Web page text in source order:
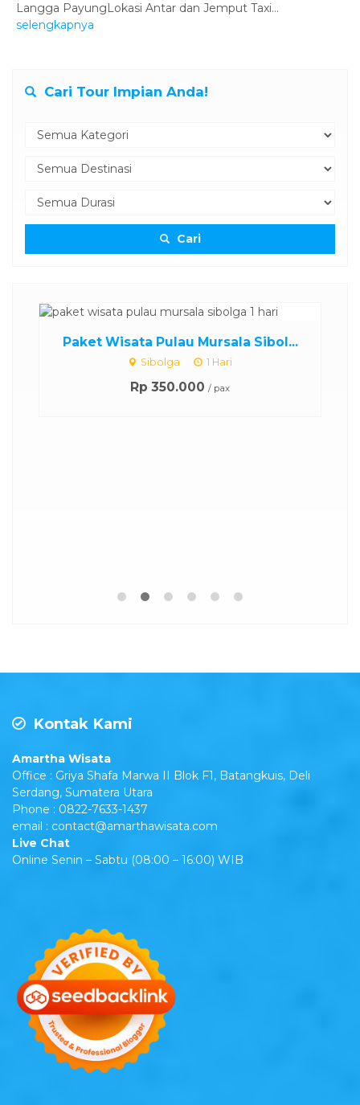
Langga PayungLokasi Antar dan Jemput Taxi...
selengkapnya
Cari Tour Impian Anda!
Cari
Paket Wisata Pulau Mursala Sibol...
Sibolga 1 Hari
Rp 350.000 / pax
Kontak Kami
Amartha Wisata
Office : Griya Shafa Marwa II Blok F1, Batangkuis, Deli
Serdang, Sumatera Utara
Phone : 0822-7633-1437
email : contact@amarthawisata.com
Live Chat
Online Senin – Sabtu (08:00 – 16:00) WIB